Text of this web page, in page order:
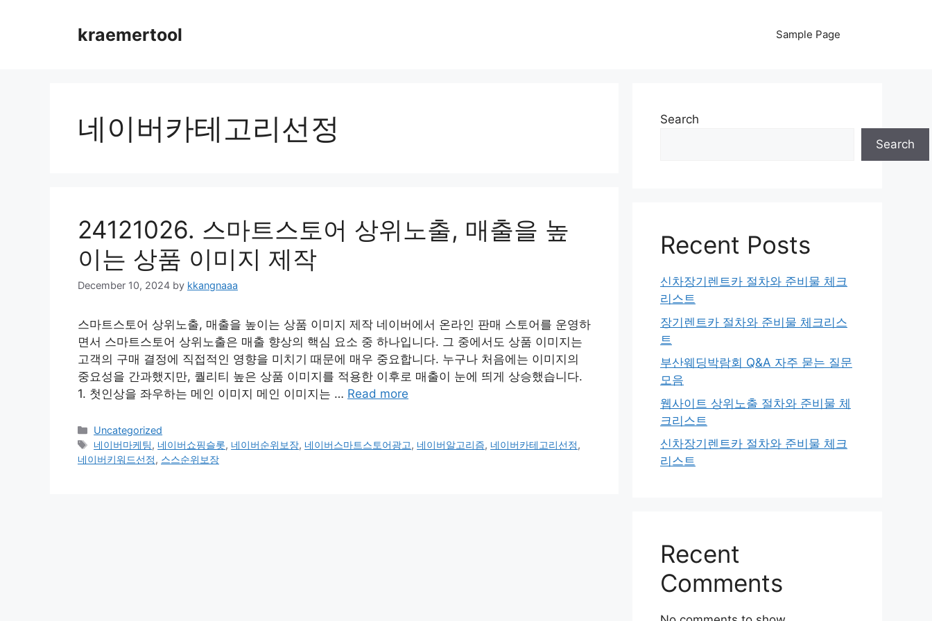
kraemertool Sample Page
네이버카테고리선정
24121026. 스마트스토어 상위노출, 매출을 높
이는 상품 이미지 제작
December 10, 2024 by kkangnaaa
스마트스토어 상위노출, 매출을 높이는 상품 이미지 제작 네이버에서 온라인 판매 스토어를 운영하
면서 스마트스토어 상위노출은 매출 향상의 핵심 요소 중 하나입니다. 그 중에서도 상품 이미지는
고객의 구매 결정에 직접적인 영향을 미치기 때문에 매우 중요합니다. 누구나 처음에는 이미지의
중요성을 간과했지만, 퀄리티 높은 상품 이미지를 적용한 이후로 매출이 눈에 띄게 상승했습니다.
1. 첫인상을 좌우하는 메인 이미지 메인 이미지는 … Read more
Categories
Uncategorized
Tags
네이버마케팅, 네이버쇼핑슬롯, 네이버순위보장, 네이버스마트스토어광고, 네이버알고리즘, 네이버카테고리선정,
네이버키워드선정, 스스순위보장
Search
Search
Recent Posts
신차장기렌트카 절차와 준비물 체크
리스트
장기렌트카 절차와 준비물 체크리스
트
부산웨딩박람회 Q&A 자주 묻는 질문
모음
웹사이트 상위노출 절차와 준비물 체
크리스트
신차장기렌트카 절차와 준비물 체크
리스트
Recent
Comments